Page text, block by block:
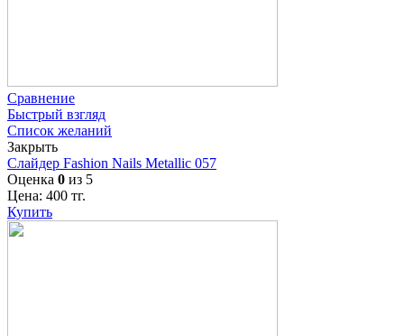
Сравнение
Быстрый взгляд
Список желаний
Закрыть
Слайдер Fashion Nails Metallic 057
Оценка 0 из 5
Цена: 400 тг.
Купить